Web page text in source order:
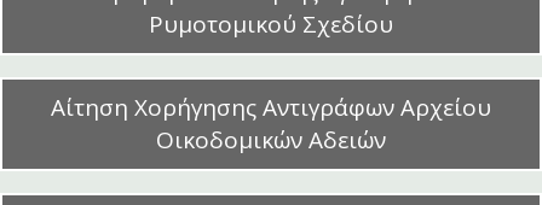
Ρυμοτομικού Σχεδίου
Αίτηση Χορήγησης Αντιγράφων Αρχείου
Οικοδομικών Αδειών